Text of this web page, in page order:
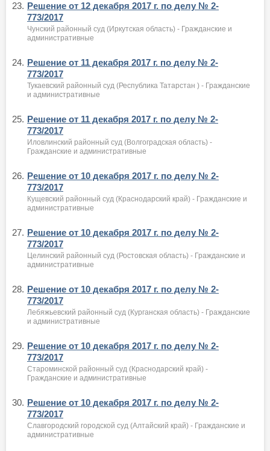
23. Решение от 12 декабря 2017 г. по делу № 2-
773/2017
Чунский районный суд (Иркутская область) - Гражданские и
административные
24. Решение от 11 декабря 2017 г. по делу № 2-
773/2017
Тукаевский районный суд (Республика Татарстан ) - Гражданские
и административные
25. Решение от 11 декабря 2017 г. по делу № 2-
773/2017
Иловлинский районный суд (Волгоградская область) -
Гражданские и административные
26. Решение от 10 декабря 2017 г. по делу № 2-
773/2017
Кущевский районный суд (Краснодарский край) - Гражданские и
административные
27. Решение от 10 декабря 2017 г. по делу № 2-
773/2017
Целинский районный суд (Ростовская область) - Гражданские и
административные
28. Решение от 10 декабря 2017 г. по делу № 2-
773/2017
Лебяжьевский районный суд (Курганская область) - Гражданские
и административные
29. Решение от 10 декабря 2017 г. по делу № 2-
773/2017
Староминской районный суд (Краснодарский край) -
Гражданские и административные
30. Решение от 10 декабря 2017 г. по делу № 2-
773/2017
Славгородский городской суд (Алтайский край) - Гражданские и
административные